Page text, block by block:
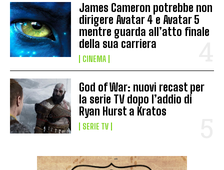
James Cameron potrebbe non
dirigere Avatar 4 e Avatar 5
mentre guarda all’atto finale
della sua carriera
CINEMA
God of War: nuovi recast per
la serie TV dopo l’addio di
Ryan Hurst a Kratos
SERIE TV